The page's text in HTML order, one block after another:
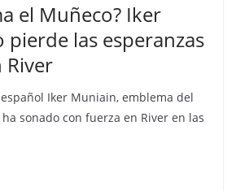
el Muñeco? Iker
las esperanzas
River
Iker Muniain, emblema del
sonado con fuerza en River en las